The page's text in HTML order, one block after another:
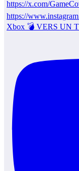
Xbox 💣 VERS UN